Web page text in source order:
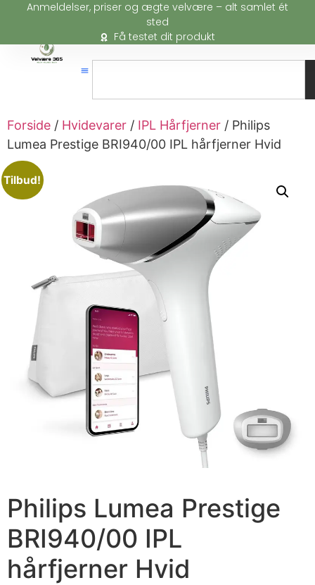
Anmeldelser, priser og ægte velvære – alt samlet ét
sted
Få testet dit produkt
Forside / Hvidevarer / IPL Hårfjerner / Philips
Lumea Prestige BRI940/00 IPL hårfjerner Hvid
Tilbud!
Philips Lumea Prestige
BRI940/00 IPL
hårfjerner Hvid